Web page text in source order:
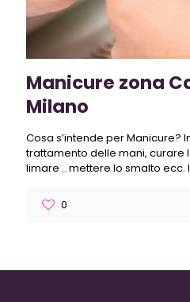
Manicure zona
Milano
Cosa s’intende per Manicure?
trattamento delle mani, curare
limare .. mettere lo smalto ecc.
0